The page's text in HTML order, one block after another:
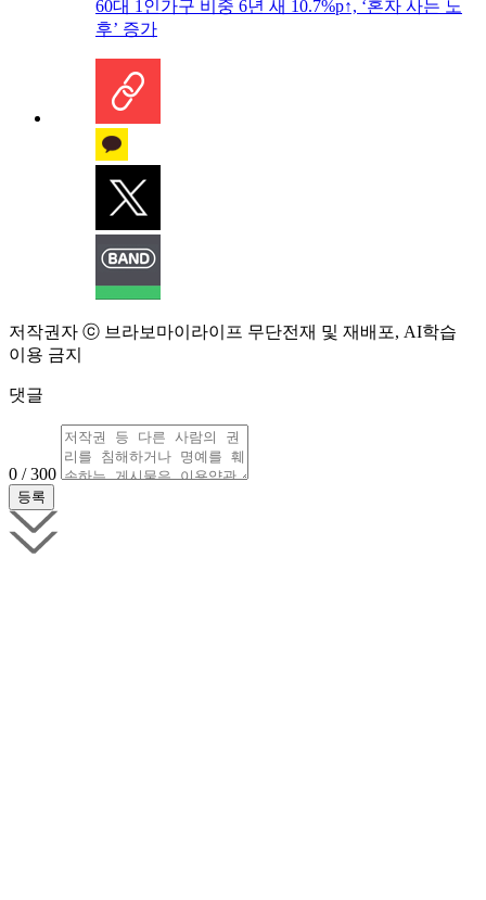
60대 1인가구 비중 6년 새 10.7%p↑, ‘혼자 사는 노
후’ 증가
저작권자 ⓒ 브라보마이라이프 무단전재 및 재배포, AI학습
이용 금지
댓글
0 / 300